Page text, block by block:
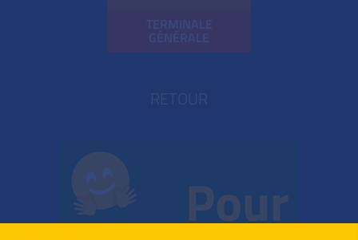
TERMINALE
GÉNÉRALE